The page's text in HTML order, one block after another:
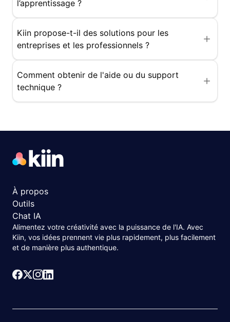
l’apprentissage ?
Kiin propose-t-il des solutions pour les
entreprises et les professionnels ?
Comment obtenir de l'aide ou du support
technique ?
À propos
Outils
Chat IA
Alimentez votre créativité avec la puissance de l'IA. Avec
Kiin, vos idées prennent vie plus rapidement, plus facilement
et de manière plus authentique.